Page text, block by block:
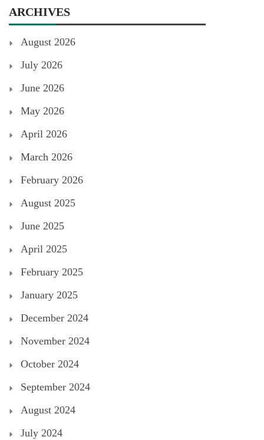
ARCHIVES
August 2026
July 2026
June 2026
May 2026
April 2026
March 2026
February 2026
August 2025
June 2025
April 2025
February 2025
January 2025
December 2024
November 2024
October 2024
September 2024
August 2024
July 2024